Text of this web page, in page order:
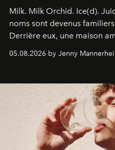
Milk. Milk Orchid. Ice(d).
noms sont devenus
Derrière eux, une maison
codes de la parfumerie
une approche aussi
05.08.2026 by Jenny